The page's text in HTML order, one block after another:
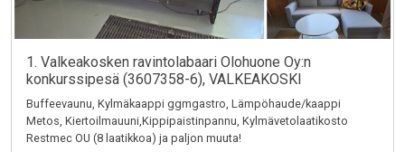
1. Valkeakosken ravintolabaari Olohuone Oy:n
konkurssipesä (3607358-6), VALKEAKOSKI
Buffeevaunu, Kylmäkaappi ggmgastro, Lämpöhaude/kaappi
Metos, Kiertoilmauuni,Kippipaistinpannu, Kylmävetolaatikosto
Restmec OU (8 laatikkoa) ja paljon muuta!